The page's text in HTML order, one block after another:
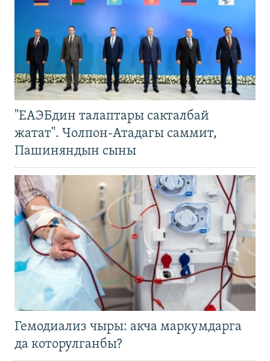
"ЕАЭБдин талаптары сакталбай
жатат". Чолпон-Атадагы саммит,
Пашиняндын сыны
Гемодиализ чыры: акча маркумдарга
да которулганбы?